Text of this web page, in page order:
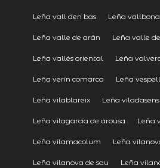
Leña vall den bas Leña
Leña valle de arán Leña valle
Leña vallés oriental Leña
Leña verín comarca Leña
Leña vilablareix Leña viladasens
Leña vilagarcía de arousa Leña
Leña vilamacolum Leña
Leña vilanova de sau Leña